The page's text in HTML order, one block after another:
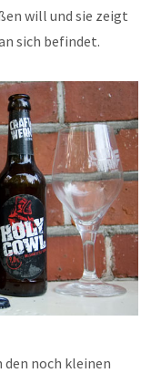
will und sie zeigt
sich befindet.
den noch kleinen